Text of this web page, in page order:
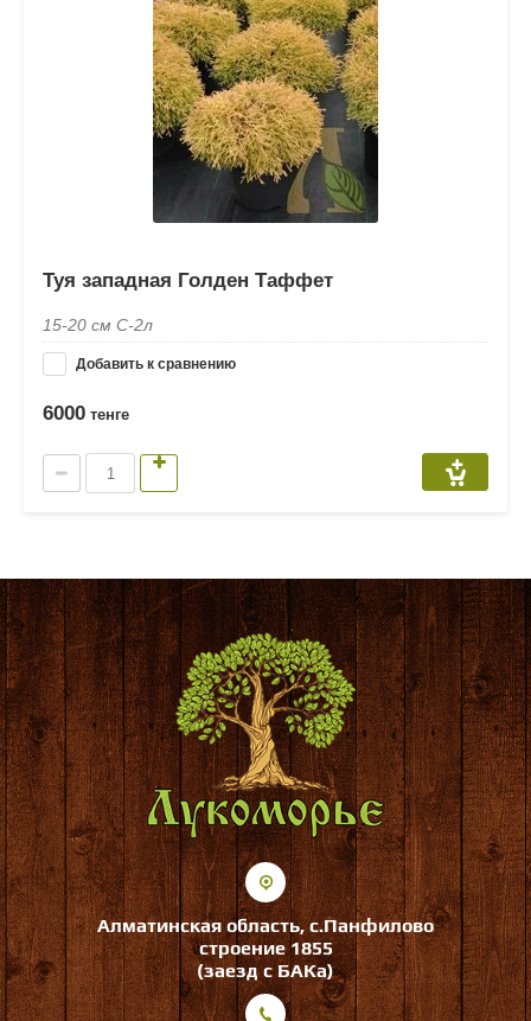
Туя западная Голден Таффет
15-20 см С-2л
Добавить к сравнению
6000 тенге
Алматинская область, с.Панфилово
строение 1855
(заезд с БАКа)